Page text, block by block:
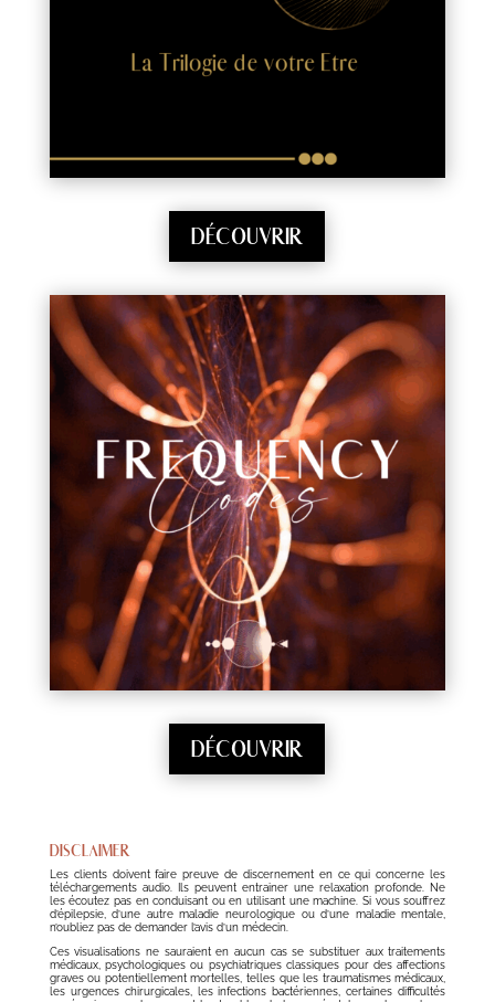
DÉCOUVRIR
DÉCOUVRIR
DISCLAIMER
Les clients doivent faire preuve de discernement en ce qui concerne les
téléchargements audio. Ils peuvent entrainer une relaxation profonde. Ne
les écoutez pas en conduisant ou en utilisant une machine. Si vous souffrez
d’épilepsie, d’une autre maladie neurologique ou d’une maladie mentale,
n’oubliez pas de demander l’avis d’un médecin.
Ces visualisations ne sauraient en aucun cas se substituer aux traitements
médicaux, psychologiques ou psychiatriques classiques pour des affections
graves ou potentiellement mortelles, telles que les traumatismes médicaux,
les urgences chirurgicales, les infections bactériennes, certaines difficultés